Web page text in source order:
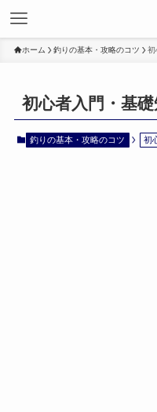
ホーム 釣りの基本・攻略のコツ 初
初心者入門・基
釣りの基本・攻略のコツ 初